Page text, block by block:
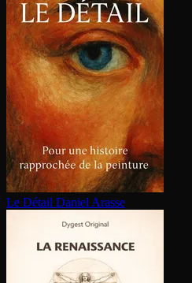
Le Détail Daniel Arasse